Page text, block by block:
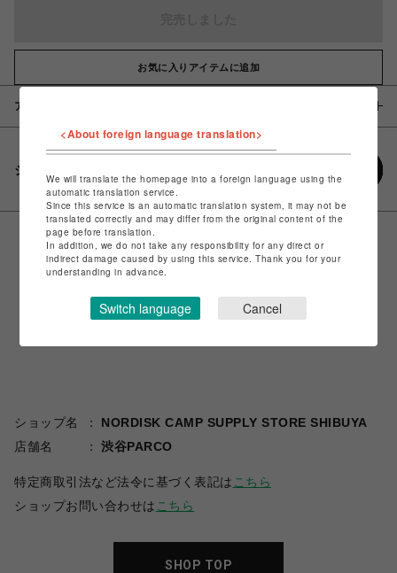
お気に入りアイテムに追加
アイテム説明 / 素材
シェアする
ショップ名
NORDISK CAMP SUPPLY STORE SHIBUYA
店舗名
渋谷PARCO
特定商取引法など法令に基づく表記は こちら
ショップお問い合わせは こちら
SHOP TOP
<About foreign language translation>
We will translate the homepage into a foreign language using the
automatic translation service.
Since this service is an automatic translation system, it may not be
translated correctly and may differ from the original content of the
page before translation.
In addition, we do not take any responsibility for any direct or
indirect damage caused by using this service. Thank you for your
understanding in advance.
Switch language Cancel